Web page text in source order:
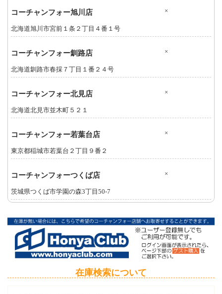
コーチャンフォー旭川店 ×
北海道旭川市宮前１条２丁目４番１号
コーチャンフォー釧路店 ×
北海道釧路市春採７丁目１番２４号
コーチャンフォー北見店 ×
北海道北見市並木町５２１
コーチャンフォー若葉台店 ×
東京都稲城市若葉台２丁目９番２
コーチャンフォーつくば店 ×
茨城県つくば市学園の森3丁目50-7
在庫検索について